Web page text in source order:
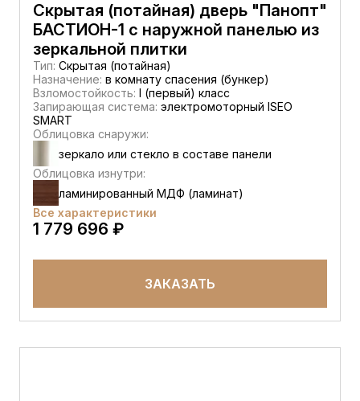
Скрытая (потайная) дверь "Панопт"
БАСТИОН-1 с наружной панелью из
зеркальной плитки
Тип: Скрытая (потайная)
Назначение: в комнату спасения (бункер)
Взломостойкость: I (первый) класс
Запирающая система: электромоторный ISEO
SMART
Облицовка снаружи:
зеркало или стекло в составе панели
Облицовка изнутри:
ламинированный МДФ (ламинат)
Все характеристики
1 779 696 ₽
ЗАКАЗАТЬ